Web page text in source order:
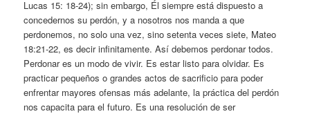
Lucas 15: 18-24); sin embargo, Él siempre está dispuesto a
concedernos su perdón, y a nosotros nos manda a que
perdonemos, no solo una vez, sino setenta veces siete, Mateo
18:21-22, es decir infinitamente. Así debemos perdonar todos.
Perdonar es un modo de vivir. Es estar listo para olvidar. Es
practicar pequeños o grandes actos de sacrificio para poder
enfrentar mayores ofensas más adelante, la práctica del perdón
nos capacita para el futuro. Es una resolución de ser